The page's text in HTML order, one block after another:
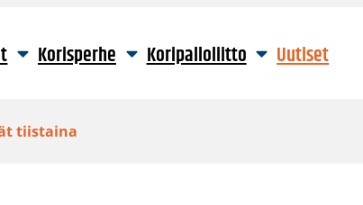
Korisperhe Koripalloliitto Uutiset
tiistaina